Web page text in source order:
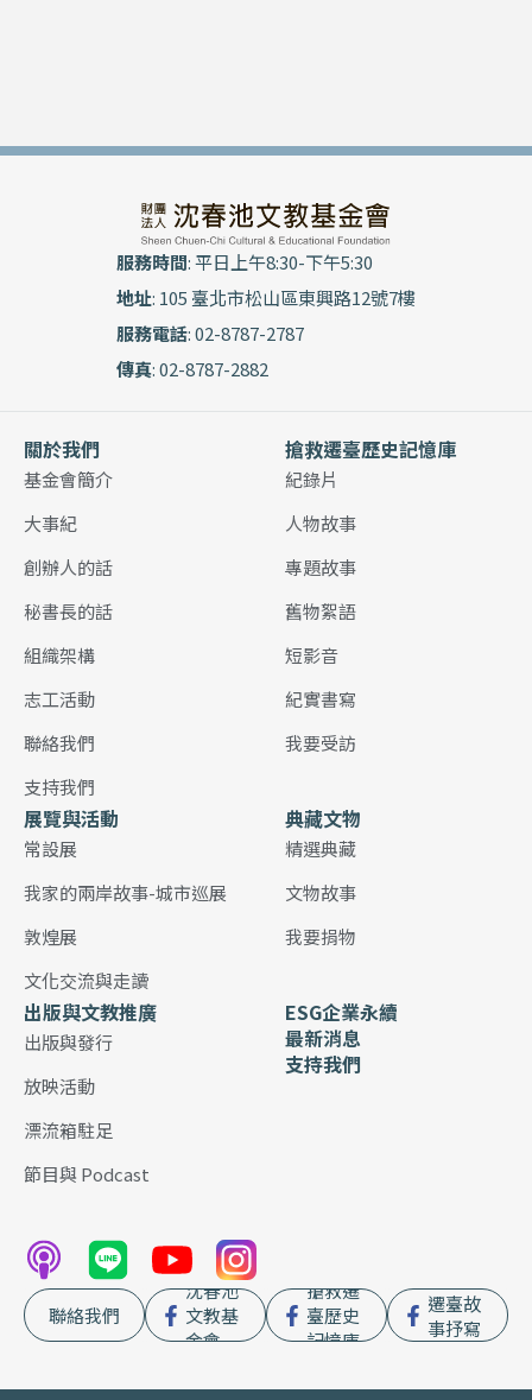
服務時間: 平日上午8:30-下午5:30
地址: 105 臺北市松山區東興路12號7樓
服務電話: 02-8787-2787
傳真: 02-8787-2882
關於我們
基金會簡介
大事紀
創辦人的話
秘書長的話
組織架構
志工活動
聯絡我們
支持我們
搶救遷臺歷史記憶庫
紀錄片
人物故事
專題故事
舊物絮語
短影音
紀實書寫
我要受訪
展覽與活動
常設展
我家的兩岸故事-城市巡展
敦煌展
文化交流與走讀
典藏文物
精選典藏
文物故事
我要捐物
出版與文教推廣
出版與發行
放映活動
漂流箱駐足
節目與 Podcast
ESG企業永續
最新消息
支持我們
聯絡我們
沈春池
文教基
金會
搶救遷
臺歷史
記憶庫
遷臺故
事抒寫